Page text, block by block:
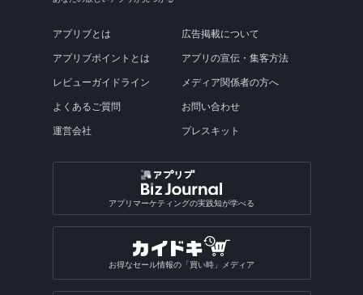
アプリブとは
アプリブポイントとは
レビューガイドライン
よくあるご質問
運営会社
広告掲載について
アプリの宣伝・集客方法
メディア関係者の方へ
お問い合わせ
プレスキット
アプリマーケティングの実践知が学べる
お得なセール情報の「買い時」メディア